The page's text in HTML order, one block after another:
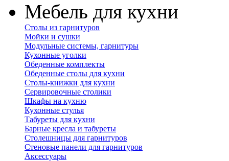
Мебель для кухни
Столы из гарнитуров
Мойки и сушки
Модульные системы, гарнитуры
Кухонные уголки
Обеденные комплекты
Обеденные столы для кухни
Столы-книжки для кухни
Сервировочные столики
Шкафы на кухню
Кухонные стулья
Табуреты для кухни
Барные кресла и табуреты
Столешницы для гарнитуров
Стеновые панели для гарнитуров
Аксессуары